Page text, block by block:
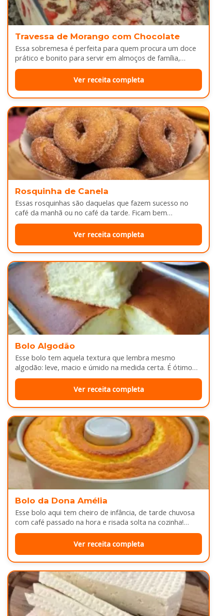
Travessa de Morango com Chocolate
Essa sobremesa é perfeita para quem procura um doce
prático e bonito para servir em almoços de família,
aniversários ou…
Ver receita completa
Rosquinha de Canela
Essas rosquinhas são daquelas que fazem sucesso no
café da manhã ou no café da tarde. Ficam bem
douradinhas por…
Ver receita completa
Bolo Algodão
Esse bolo tem aquela textura que lembra mesmo
algodão: leve, macio e úmido na medida certa. É ótimo
pra servir…
Ver receita completa
Bolo da Dona Amélia
Esse bolo aqui tem cheiro de infância, de tarde chuvosa
com café passado na hora e risada solta na cozinha!…
Ver receita completa